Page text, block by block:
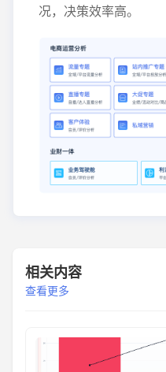
况，决策效率高。
相关内容
查看更多